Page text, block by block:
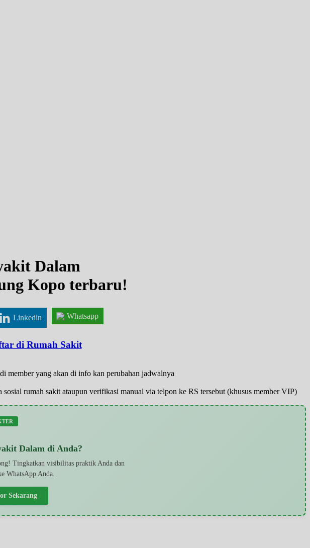
Dalam
Kopo terbaru!
Linkedin Whatsapp
di Rumah Sakit
member yang akan di info kan perubahan jadwalnya
rumah sakit ataupun verifikasi manual via telpon ke RS tersebut (khusus member VIP)
Dalam di Anda?
Tingkatkan visibilitas praktik Anda dan
WhatsApp Anda.
Sekarang